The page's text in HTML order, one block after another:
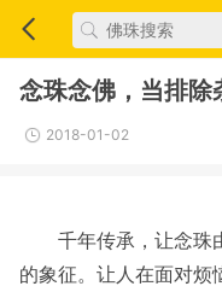
念珠念佛，当排除
2018-01-02
千年传承，让念珠
的象征。让人在面对烦